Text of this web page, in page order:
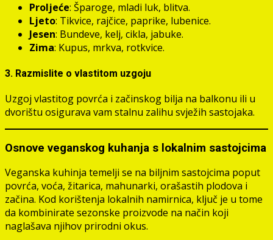
Proljeće: Šparoge, mladi luk, blitva.
Ljeto: Tikvice, rajčice, paprike, lubenice.
Jesen: Bundeve, kelj, cikla, jabuke.
Zima: Kupus, mrkva, rotkvice.
3. Razmislite o vlastitom uzgoju
Uzgoj vlastitog povrća i začinskog bilja na balkonu ili u
dvorištu osigurava vam stalnu zalihu svježih sastojaka.
Osnove veganskog kuhanja s lokalnim sastojcima
Veganska kuhinja temelji se na biljnim sastojcima poput
povrća, voća, žitarica, mahunarki, orašastih plodova i
začina. Kod korištenja lokalnih namirnica, ključ je u tome
da kombinirate sezonske proizvode na način koji
naglašava njihov prirodni okus.